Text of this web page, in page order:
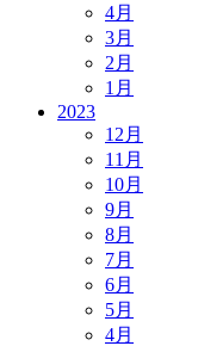
4月
3月
2月
1月
2023
12月
11月
10月
9月
8月
7月
6月
5月
4月